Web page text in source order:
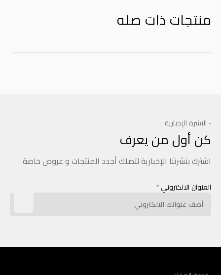
منتجات ذات صله
- النشرة الإخبارية
كن أول من يعرف
اشترك بنشرتنا الإخبارية لتصلك أجدد المنتجات و عروض خاصة
العنوان الالكتروني *